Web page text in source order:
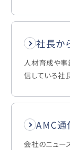
社長か
人材育成や事
信している社
AMC通
会社のニュー